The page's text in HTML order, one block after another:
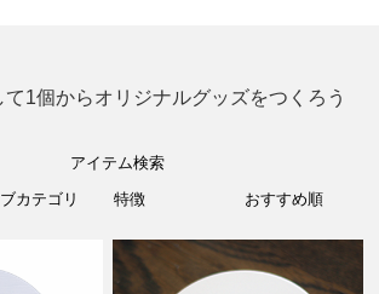
1個からオリジナルグッズをつくろう
アイテム検索